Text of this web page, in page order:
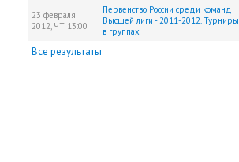
23 февраля
2012, ЧТ 13:00
Первенство России среди команд
Высшей лиги - 2011-2012. Турниры
в группах
Все результаты